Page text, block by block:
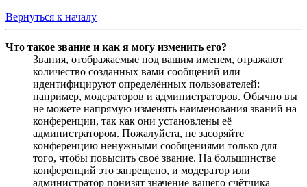
Вернуться к началу
Что такое звание и как я могу изменить его?
Звания, отображаемые под вашим именем, отражают
количество созданных вами сообщений или
идентифицируют определённых пользователей:
например, модераторов и администраторов. Обычно вы
не можете напрямую изменять наименования званий на
конференции, так как они установлены её
администратором. Пожалуйста, не засоряйте
конференцию ненужными сообщениями только для
того, чтобы повысить своё звание. На большинстве
конференций это запрещено, и модератор или
администратор понизят значение вашего счётчика